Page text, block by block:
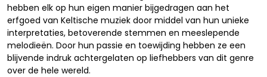
hebben elk op hun eigen manier bijgedragen aan het
erfgoed van Keltische muziek door middel van hun unieke
interpretaties, betoverende stemmen en meeslepende
melodieën. Door hun passie en toewijding hebben ze een
blijvende indruk achtergelaten op liefhebbers van dit genre
over de hele wereld.